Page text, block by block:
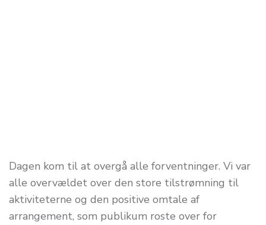
Dagen kom til at overgå alle forventninger. Vi var
alle overvældet over den store tilstrømning til
aktiviteterne og den positive omtale af
arrangement, som publikum roste over for